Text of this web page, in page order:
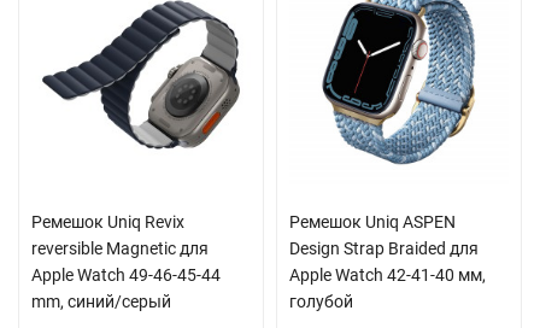
Ремешок Uniq Revix
reversible Magnetic для
Apple Watch 49-46-45-44
mm, синий/серый
Ремешок Uniq ASPEN
Design Strap Braided для
Apple Watch 42-41-40 мм,
голубой